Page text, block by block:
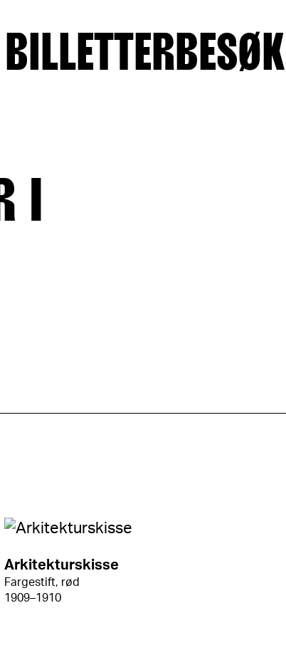
BILLETTERBESØK
I
Arkitekturskisse
Fargestift, rød
1909–1910